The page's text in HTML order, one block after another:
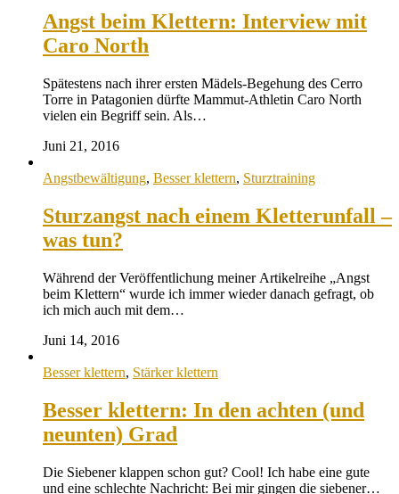
Angst beim Klettern: Interview mit
Caro North
Spätestens nach ihrer ersten Mädels-Begehung des Cerro
Torre in Patagonien dürfte Mammut-Athletin Caro North
vielen ein Begriff sein. Als…
Juni 21, 2016
Angstbewältigung, Besser klettern, Sturztraining
Sturzangst nach einem Kletterunfall –
was tun?
Während der Veröffentlichung meiner Artikelreihe „Angst
beim Klettern“ wurde ich immer wieder danach gefragt, ob
ich mich auch mit dem…
Juni 14, 2016
Besser klettern, Stärker klettern
Besser klettern: In den achten (und
neunten) Grad
Die Siebener klappen schon gut? Cool! Ich habe eine gute
und eine schlechte Nachricht: Bei mir gingen die siebener…